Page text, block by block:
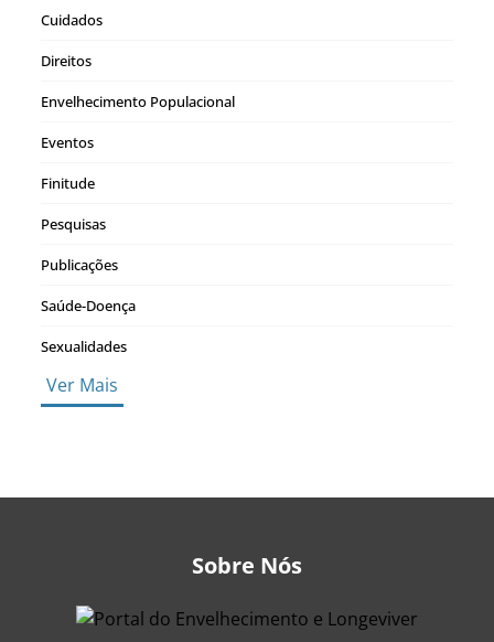
Cuidados
Direitos
Envelhecimento Populacional
Eventos
Finitude
Pesquisas
Publicações
Saúde-Doença
Sexualidades
Ver Mais
Sobre Nós